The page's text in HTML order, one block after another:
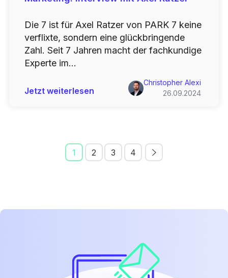
Christopher Alexi
26.09.2024
Die 7 ist für Axel Ratzer von PARK 7 keine
verflixte, sondern eine glückbringende
Zahl. Seit 7 Jahren macht der fachkundige
Experte im...
Jetzt weiterlesen
1 2 3 4